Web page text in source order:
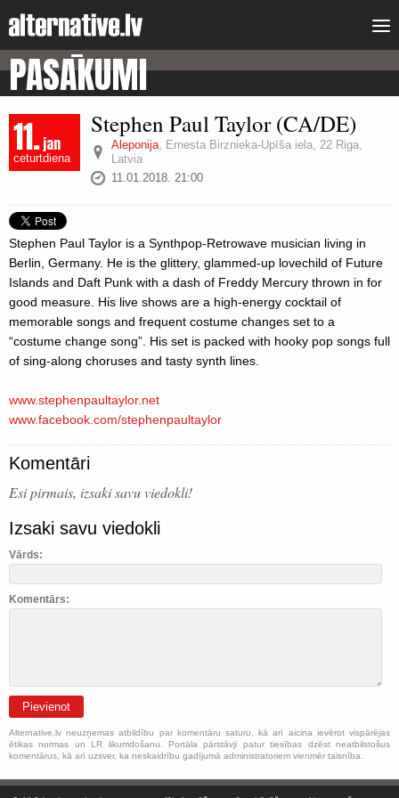
PASĀKUMI
11.jan
ceturtdiena
Stephen Paul Taylor (CA/DE)
Aleponija, Ernesta Birznieka-Upīša iela, 22 Riga,
Latvia
11.01.2018. 21:00
Stephen Paul Taylor is a Synthpop-Retrowave musician living in
Berlin, Germany. He is the glittery, glammed-up lovechild of Future
Islands and Daft Punk with a dash of Freddy Mercury thrown in for
good measure. His live shows are a high-energy cocktail of
memorable songs and frequent costume changes set to a
“costume change song”. His set is packed with hooky pop songs full
of sing-along choruses and tasty synth lines.
www.stephenpaultaylor.net
www.facebook.com/stephenpaultaylor
Komentāri
Esi pirmais, izsaki savu viedokli!
Izsaki savu viedokli
Vārds:
Komentārs:
Pievienot
Alternative.lv neuzņemas atbildību par komentāru saturu, kā arī aicina ievērot vispārējas
ētikas normas un LR likumdošanu. Portāla pārstāvji patur tiesības dzēst neatbilstošus
komentārus, kā arī uzsver, ka neskaidrību gadījumā administratoriem vienmēr taisnība.